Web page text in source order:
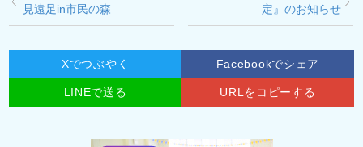
見遠足in市民の森
定』のお知らせ
Xでつぶやく Facebookでシェア
LINEで送る URLをコピーする